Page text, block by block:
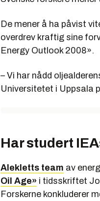
De mener å ha påvist
overdrev kraftig sine
Energy Outlook 2008».
– Vi har nådd
Universitetet i Uppsala
Har studert
Alekletts team av
Oil Age» i tidsskriftet
Forskerne konkluderer